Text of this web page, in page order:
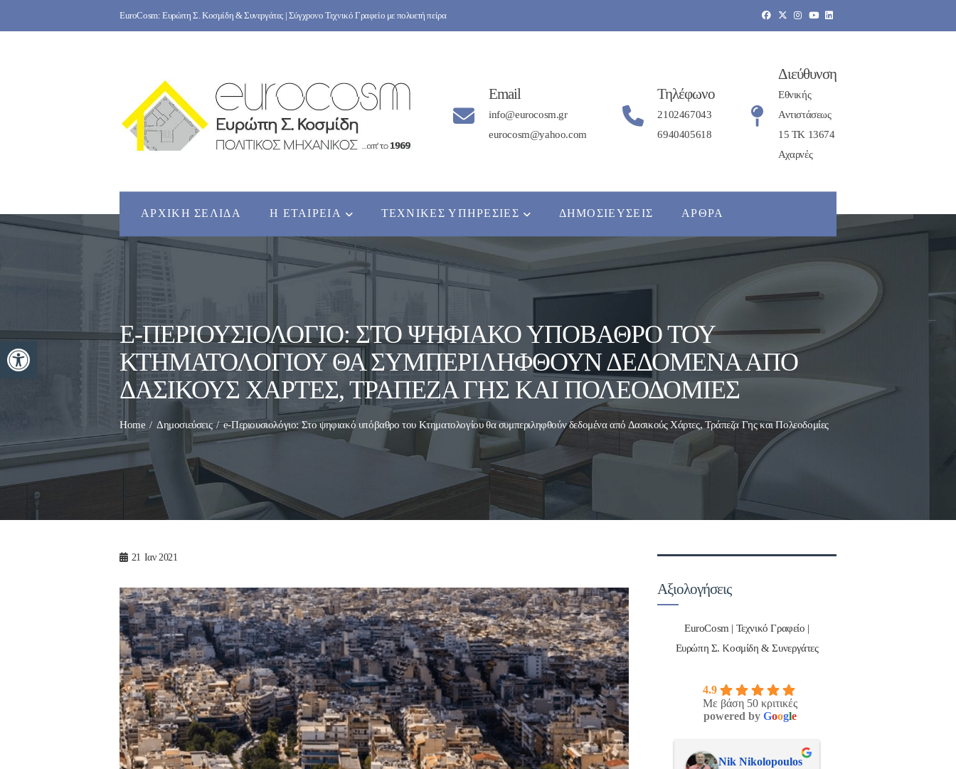
Ανοίξτε τη γραμμή εργαλείων
to
EuroCosm: Ευρώπη Σ. Κοσμίδη & Συνεργάτες | Σύγχρονο Τεχνικό Γραφείο με πολυετή πείρα
Email
info@eurocosm.gr
eurocosm@yahoo.com
Τηλέφωνο
2102467043
6940405618
Διεύθυνση
Εθνικής
Αντιστάσεως
15 ΤΚ 13674
Αχαρνές
ΑΡΧΙΚΉ ΣΕΛΊΔΑ Η ΕΤΑΙΡΕΊΑ ΤΕΧΝΙΚΈΣ ΥΠΗΡΕΣΊΕΣ ΔΗΜΟΣΙΕΎΣΕΙΣ ΆΡΘΡΑ
E-ΠΕΡΙΟΥΣΙΟΛΌΓΙΟ: ΣΤΟ ΨΗΦΙΑΚΌ ΥΠΌΒΑΘΡΟ ΤΟΥ
ΚΤΗΜΑΤΟΛΟΓΊΟΥ ΘΑ ΣΥΜΠΕΡΙΛΗΦΘΟΎΝ ΔΕΔΟΜΈΝΑ ΑΠΌ
ΔΑΣΙΚΟΎΣ ΧΆΡΤΕΣ, ΤΡΆΠΕΖΑ ΓΗΣ ΚΑΙ ΠΟΛΕΟΔΟΜΊΕΣ
Home Δημοσιεύσεις e-Περιουσιολόγιο: Στο ψηφιακό υπόβαθρο του Κτηματολογίου θα συμπεριληφθούν δεδομένα από Δασικούς Χάρτες, Τράπεζα Γης και Πολεοδομίες
21 Ιαν 2021
Αξιολογήσεις
EuroCosm | Τεχνικό Γραφείο |
Ευρώπη Σ. Κοσμίδη & Συνεργάτες
4.9
Με βάση 50 κριτικές
powered by Google
Nik Nikolopoulos ManosBX